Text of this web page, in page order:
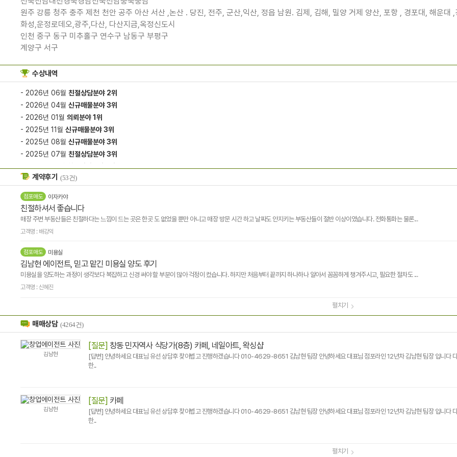
원주 강릉 청주 충주 제천 천안 공주 아산 서산 ,논산 . 당진, 전주, 군산,익산, 정읍 남원. 김제, 김해, 밀양 거제 양산, 포항 , 경포대, 해운대
화성,운정로데오,광주,다산, 다산지금,옥정신도시
인천 중구 동구 미추홀구 연수구 남동구 부평구
계양구 서구
수상내역
- 2026년 06월친절상담분야 2위
- 2026년 04월신규매물분야 3위
- 2026년 01월의뢰분야 1위
- 2025년 11월신규매물분야 3위
- 2025년 08월신규매물분야 3위
- 2025년 07월친절상담분야 3위
- 2015년 04월친절상담분야 1위
- 2015년 03월친절상담분야 1위
- 2015년 02월
- 2015년 01월 친절상담분야 1위
- 2014년 12월친절상담분야 1위
계약후기 (53건)
점포매도 이자카야
친절하셔서 좋습니다
매장 주변 부동산들은 친절하다는 느낌이 드는 곳은 한곳 도 없었을 뿐만 아니고 매장 방문 시간 하고 날짜도 안지키는 부동산들이 절반 이상이였습니다. 전화통화는 물론...
고객명 : 배강익
점포매도 미용실
김남현 에이전트, 믿고 맡긴 미용실 양도 후기
미용실을 양도하는 과정이 생각보다 복잡하고 신경 써야 할 부분이 많아 걱정이 컸습니다. 하지만 처음부터 끝까지 하나하나 알아서 꼼꼼하게 챙겨주시고, 필요한 절차도 ...
고객명 : 신혜진
펼치기
매매상담 (4264건)
김남현
[질문] 창동 민자역사 식당가(8층) 카페, 네일아트, 왁싱샵
[답변] 안녕하세요 대표님 유선 상담후 찾아뵙고 진행하겠습니다 010-4629-8651 김남현 팀장 안녕하세요 대표님 점포라인 12년차 김남현 팀장 입니다
한..
김남현
[질문] 카페
[답변] 안녕하세요 대표님 유선 상담후 찾아뵙고 진행하겠습니다 010-4629-8651 김남현 팀장 안녕하세요 대표님 점포라인 12년차 김남현 팀장 입니다
한..
펼치기